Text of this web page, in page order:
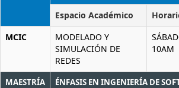
Espacio Académico
MCIC
MODELADO Y
SIMULACIÓN DE
REDES
10AM
MAESTRÍA ÉNFASIS EN INGENIERÍA DE